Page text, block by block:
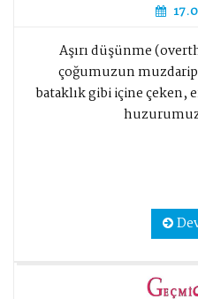
Aşırı düşünme
çoğumuzun
bataklık gibi içine çeken,